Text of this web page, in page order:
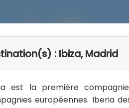
: Ibiza, Madrid
est la première
européennes. Iberia